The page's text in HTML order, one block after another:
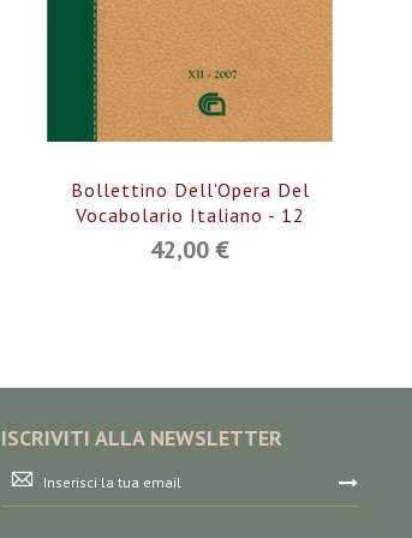
Bollettino Dell'Opera Del
Vocabolario Italiano - 12
42,00 €
ISCRIVITI ALLA NEWSLETTER
Iscriviti
alla
nostra